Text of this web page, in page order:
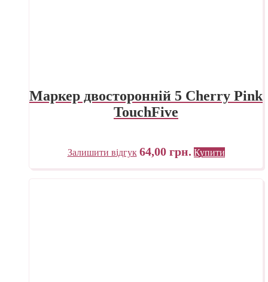
Маркер двосторонній 5 Cherry Pink
TouchFive
Залишити відгук 64,00 грн. Купити